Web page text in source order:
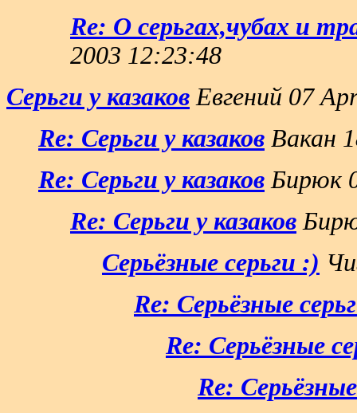
Re: О серьгах,чубах и
2003 12:23:48
Серьги у казаков Евгений 07
Re: Серьги у казаков Вакан
Re: Серьги у казаков Бирюк
Re: Серьги у казаков
Серьёзные серьги :)
Re: Серьёзные
Re: Серьёзные
Re: